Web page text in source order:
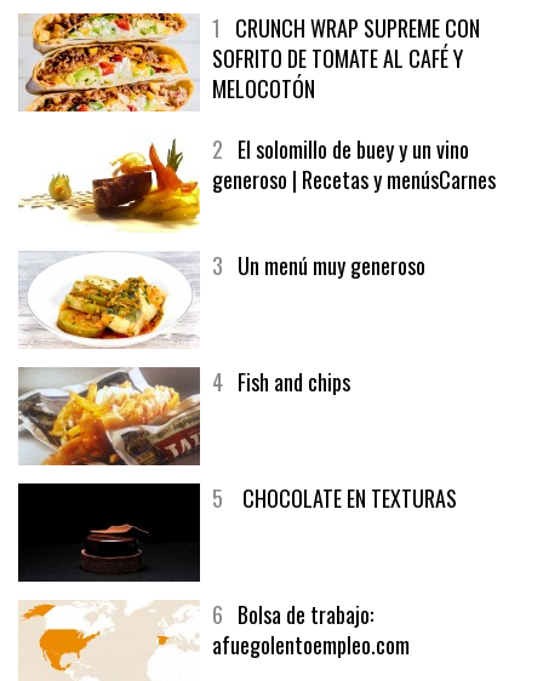
1CRUNCH WRAP SUPREME CON
SOFRITO DE TOMATE AL CAFÉ Y
MELOCOTÓN
2El solomillo de buey y un vino
6Bolsa de trabajo: